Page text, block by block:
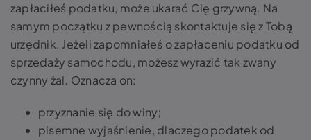
zapłaciłeś podatku, może ukarać Cię grzywną. Na
samym początku z pewnością skontaktuje się z Tobą
urzędnik. Jeżeli zapomniałeś o zapłaceniu podatku od
sprzedaży samochodu, możesz wyrazić tak zwany
czynny żal. Oznacza on:
przyznanie się do winy;
pisemne wyjaśnienie, dlaczego podatek od